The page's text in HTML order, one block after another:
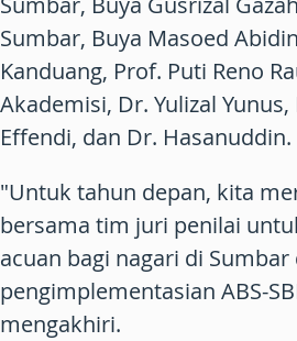
Sumbar, Buya Masoed
Kanduang, Prof. Puti Reno
Akademisi, Dr. Yulizal
Effendi, dan Dr. Hasanuddin.
"Untuk tahun depan, kita
bersama tim juri penilai
acuan bagi nagari di Sumbar
pengimplementasian ABS-
mengakhiri.